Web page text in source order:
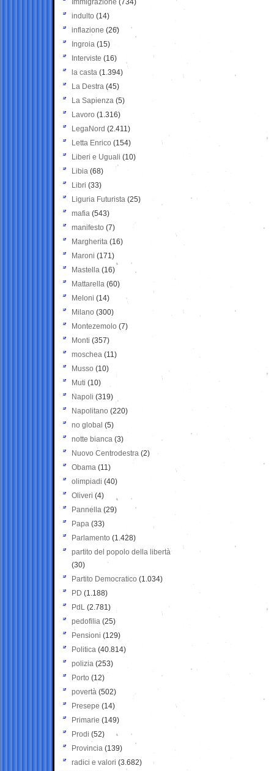
Immigrazione (734)
indulto (14)
inflazione (26)
Ingroia (15)
Interviste (16)
la casta (1.394)
La Destra (45)
La Sapienza (5)
Lavoro (1.316)
LegaNord (2.411)
Letta Enrico (154)
Liberi e Uguali (10)
Libia (68)
Libri (33)
Liguria Futurista (25)
mafia (543)
manifesto (7)
Margherita (16)
Maroni (171)
Mastella (16)
Mattarella (60)
Meloni (14)
Milano (300)
Montezemolo (7)
Monti (357)
moschea (11)
Musso (10)
Muti (10)
Napoli (319)
Napolitano (220)
no global (5)
notte bianca (3)
Nuovo Centrodestra (2)
Obama (11)
olimpiadi (40)
Oliveri (4)
Pannella (29)
Papa (33)
Parlamento (1.428)
partito del popolo della libertà
(30)
Partito Democratico (1.034)
PD (1.188)
PdL (2.781)
pedofilia (25)
Pensioni (129)
Politica (40.814)
polizia (253)
Porto (12)
povertà (502)
Presepe (14)
Primarie (149)
Prodi (52)
Provincia (139)
radici e valori (3.682)